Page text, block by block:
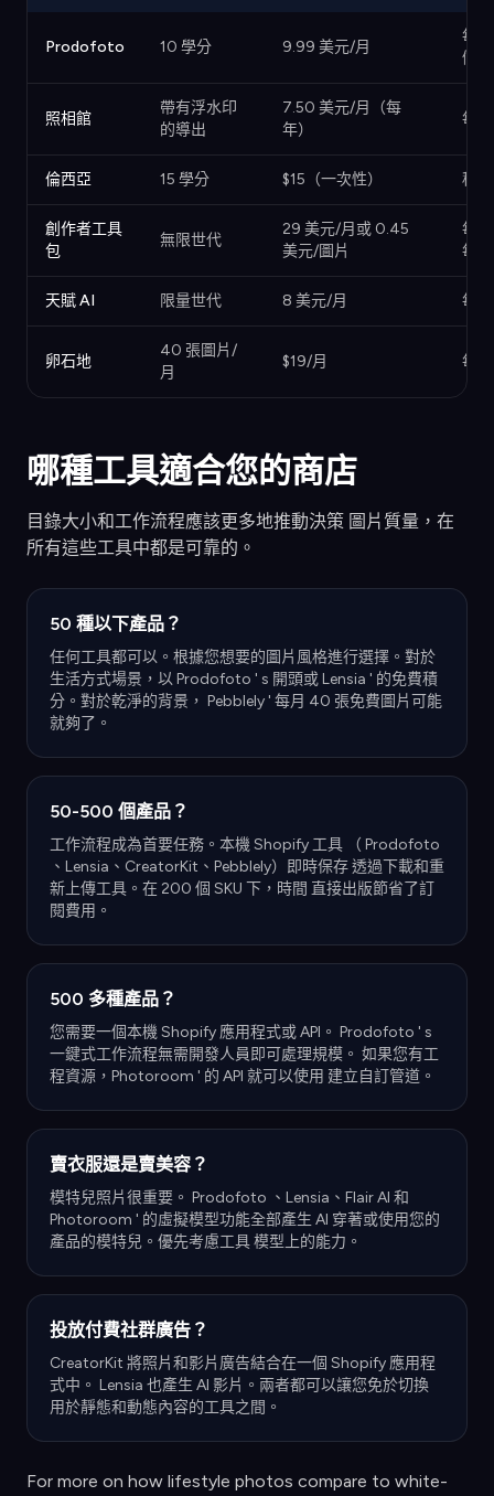
Prodofoto 10 學分 9.99 美元/月
每
儲值
照相館
帶有浮水印
的導出
7.50 美元/月（每
年）
每
倫西亞 15 學分 $15（一次性） 積
創作者工具
包
無限世代
29 美元/月或 0.45
美元/圖片
每
每月
天賦 AI 限量世代 8 美元/月 每
卵石地
40 張圖片/
月
$19/月 每
哪種工具適合您的商店
目錄大小和工作流程應該更多地推動決策 圖片質量，在
所有這些工具中都是可靠的。
50 種以下產品？
任何工具都可以。根據您想要的圖片風格進行選擇。對於
生活方式場景，以 Prodofoto ' s 開頭或 Lensia ' 的免費積
分。對於乾淨的背景， Pebblely ' 每月 40 張免費圖片可能
就夠了。
50-500 個產品？
工作流程成為首要任務。本機 Shopify 工具 （ Prodofoto
、Lensia、CreatorKit、Pebblely）即時保存 透過下載和重
新上傳工具。在 200 個 SKU 下，時間 直接出版節省了訂
閱費用。
500 多種產品？
您需要一個本機 Shopify 應用程式或 API。 Prodofoto ' s
一鍵式工作流程無需開發人員即可處理規模。 如果您有工
程資源，Photoroom ' 的 API 就可以使用 建立自訂管道。
賣衣服還是賣美容？
模特兒照片很重要。 Prodofoto 、Lensia、Flair AI 和
Photoroom ' 的虛擬模型功能全部產生 AI 穿著或使用您的
產品的模特兒。優先考慮工具 模型上的能力。
投放付費社群廣告？
CreatorKit 將照片和影片廣告結合在一個 Shopify 應用程
式中。 Lensia 也產生 AI 影片。兩者都可以讓您免於切換
用於靜態和動態內容的工具之間。
For more on how lifestyle photos compare to white-